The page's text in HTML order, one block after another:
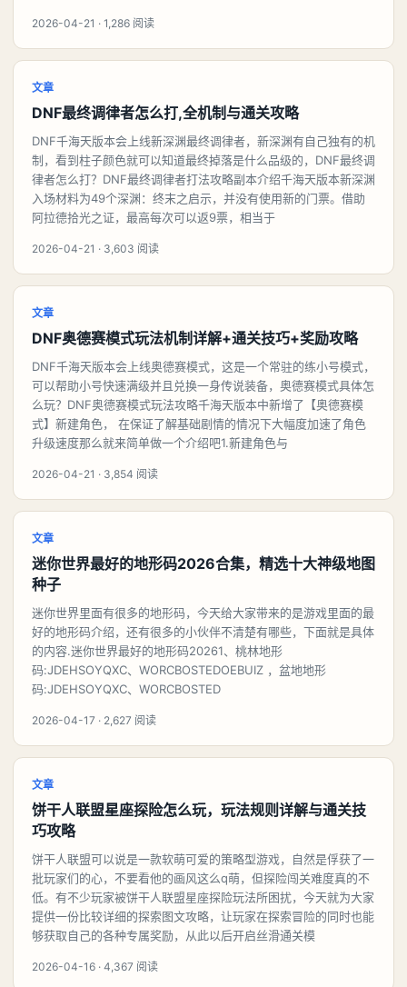
2026-04-21 · 1,286 阅读
文章
DNF最终调律者怎么打,全机制与通关攻略
DNF千海天版本会上线新深渊最终调律者，新深渊有自己独有的机
制，看到柱子颜色就可以知道最终掉落是什么品级的，DNF最终调
律者怎么打？DNF最终调律者打法攻略副本介绍千海天版本新深渊
入场材料为49个深渊：终末之启示，并没有使用新的门票。借助
阿拉德拾光之证，最高每次可以返9票，相当于
2026-04-21 · 3,603 阅读
文章
DNF奥德赛模式玩法机制详解+通关技巧+奖励攻略
DNF千海天版本会上线奥德赛模式，这是一个常驻的练小号模式，
可以帮助小号快速满级并且兑换一身传说装备，奥德赛模式具体怎
么玩？DNF奥德赛模式玩法攻略千海天版本中新增了【奥德赛模
式】新建角色， 在保证了解基础剧情的情况下大幅度加速了角色
升级速度那么就来简单做一个介绍吧1.新建角色与
2026-04-21 · 3,854 阅读
文章
迷你世界最好的地形码2026合集，精选十大神级地图
种子
迷你世界里面有很多的地形码，今天给大家带来的是游戏里面的最
好的地形码介绍，还有很多的小伙伴不清楚有哪些，下面就是具体
的内容.迷你世界最好的地形码20261、桃林地形
码:JDEHSOYQXC、WORCBOSTEDOEBUIZ ，盆地地形
码:JDEHSOYQXC、WORCBOSTED
2026-04-17 · 2,627 阅读
文章
饼干人联盟星座探险怎么玩，玩法规则详解与通关技
巧攻略
饼干人联盟可以说是一款软萌可爱的策略型游戏，自然是俘获了一
批玩家们的心，不要看他的画风这么q萌，但探险闯关难度真的不
低。有不少玩家被饼干人联盟星座探险玩法所困扰，今天就为大家
提供一份比较详细的探索图文攻略，让玩家在探索冒险的同时也能
够获取自己的各种专属奖励，从此以后开启丝滑通关模
2026-04-16 · 4,367 阅读